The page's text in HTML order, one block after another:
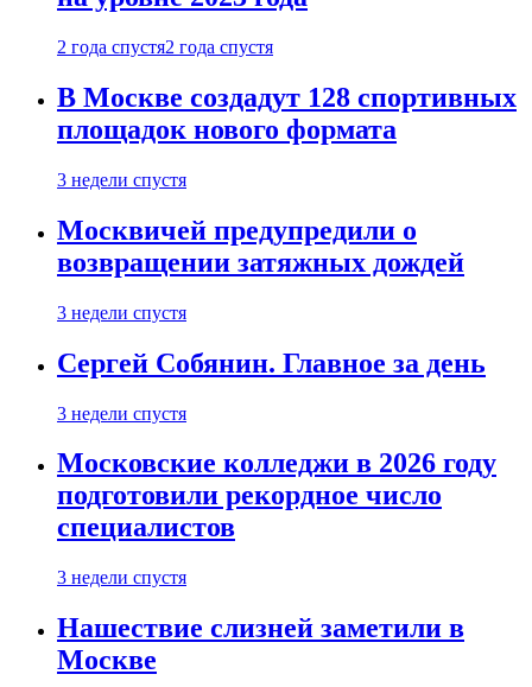
2 года спустя2 года спустя
В Москве создадут 128 спортивных
площадок нового формата
3 недели спустя
Москвичей предупредили о
возвращении затяжных дождей
3 недели спустя
Сергей Собянин. Главное за день
3 недели спустя
Московские колледжи в 2026 году
подготовили рекордное число
специалистов
3 недели спустя
Нашествие слизней заметили в
Москве